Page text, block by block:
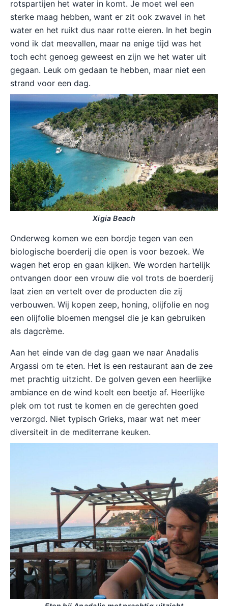
rotspartijen het water in komt. Je moet wel een
sterke maag hebben, want er zit ook zwavel in het
water en het ruikt dus naar rotte eieren. In het begin
vond ik dat meevallen, maar na enige tijd was het
toch echt genoeg geweest en zijn we het water uit
gegaan. Leuk om gedaan te hebben, maar niet een
strand voor een dag.
Xigia Beach
Onderweg komen we een bordje tegen van een
biologische boerderij die open is voor bezoek. We
wagen het erop en gaan kijken. We worden hartelijk
ontvangen door een vrouw die vol trots de boerderij
laat zien en vertelt over de producten die zij
verbouwen. Wij kopen zeep, honing, olijfolie en nog
een olijfolie bloemen mengsel die je kan gebruiken
als dagcrème.
Aan het einde van de dag gaan we naar Anadalis
Argassi om te eten. Het is een restaurant aan de zee
met prachtig uitzicht. De golven geven een heerlijke
ambiance en de wind koelt een beetje af. Heerlijke
plek om tot rust te komen en de gerechten goed
verzorgd. Niet typisch Grieks, maar wat net meer
diversiteit in de mediterrane keuken.